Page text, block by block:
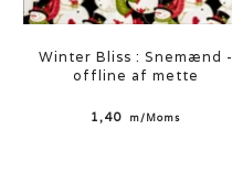
Winter Bliss : Snemænd -
offline af mette
1,40 m/Moms